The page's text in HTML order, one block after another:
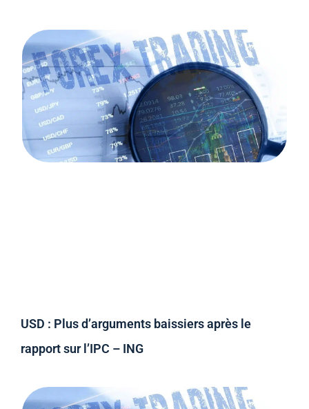
USD : Plus d’arguments baissiers après le
rapport sur l’IPC – ING